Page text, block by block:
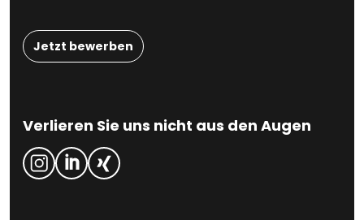
Jetzt bewerben
Verlieren Sie uns nicht aus den Augen